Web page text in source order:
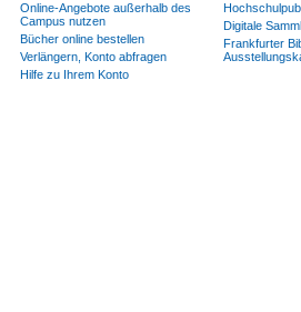
Online-Angebote außerhalb des
Campus nutzen
Bücher online bestellen
Verlängern, Konto abfragen
Hilfe zu Ihrem Konto
Digitale
Frankfurter